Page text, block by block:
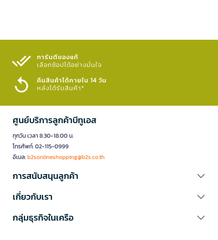
การันตีของแท้
เลือกช้อปได้อย่างมั่นใจ​
คืนสินค้าได้ภายใน 14 วัน
หลังได้รับสินค้า*
ศูนย์บริการลูกค้าบีทูเอส
ทุกวัน เวลา 8.30-18.00 น.
โทรศัพท์: 02-115-0999
อีเมล:b2sonlineshopping@b2s.co.th
การสนับสนุนลูกค้า
เกี่ยวกับเรา
กลุ่มธุรกิจในเครือ